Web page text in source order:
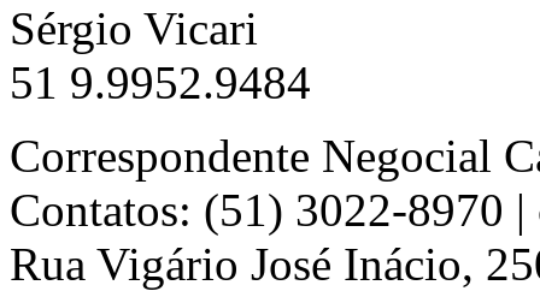
Sérgio Vicari
51 9.9952.9484
Correspondente Negocial
Contatos: (51) 3022-8970
Rua Vigário José Inácio,